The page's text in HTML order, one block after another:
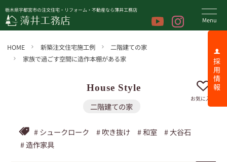
栃木県宇都宮市の注文住宅・リフォーム・不動産なら薄井工務店
採 用 情 報
HOME 新築注文住宅施工例
二階建ての家
家族で過ごす空間に造作本棚がある家
お気に入り
二階建ての家
シュークローク 吹き抜け 和室
大谷石
造作家具